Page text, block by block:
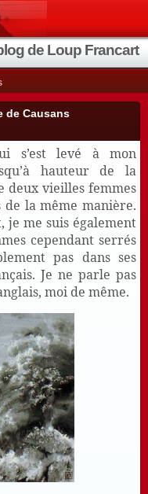
de Loup Francart
de Causans
s’est levé à mon
hauteur de la
deux vieilles femmes
de la même manière.
je me suis également
cependant serrés
pas dans ses
Je ne parle pas
moi de même.